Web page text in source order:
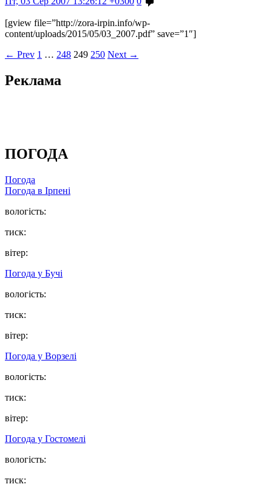
[gview file=”http://zora-irpin.info/wp-
content/uploads/2015/05/03_2007.pdf” save=”1″]
← Prev 1 … 248 249 250 Next →
Реклама
ПОГОДА
Погода
Погода в Ірпені
вологість:
тиск:
вітер:
Погода у Бучі
вологість:
тиск:
вітер:
Погода у Ворзелі
вологість:
тиск:
вітер:
Погода у Гостомелі
вологість:
тиск: